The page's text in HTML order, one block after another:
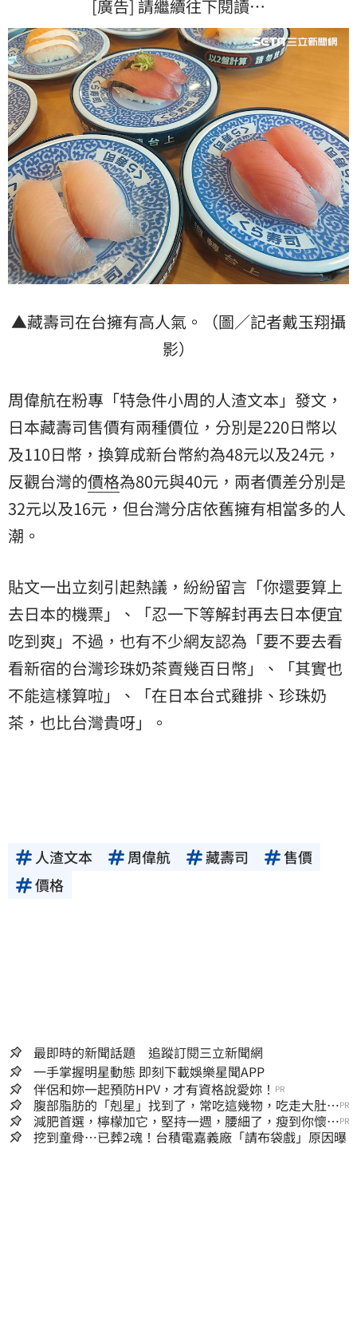
[廣告] 請繼續往下閱讀…
▲藏壽司在台擁有高人氣。（圖／記者戴玉翔攝
影）
周偉航在粉專「特急件小周的人渣文本」發文，
日本藏壽司售價有兩種價位，分別是220日幣以
及110日幣，換算成新台幣約為48元以及24元，
反觀台灣的價格為80元與40元，兩者價差分別是
32元以及16元，但台灣分店依舊擁有相當多的人
潮。
貼文一出立刻引起熱議，紛紛留言「你還要算上
去日本的機票」、「忍一下等解封再去日本便宜
吃到爽」不過，也有不少網友認為「要不要去看
看新宿的台灣珍珠奶茶賣幾百日幣」、「其實也
不能這樣算啦」、「在日本台式雞排、珍珠奶
茶，也比台灣貴呀」。
人渣文本 周偉航 藏壽司
售價
價格
最即時的新聞話題 追蹤訂閱三立新聞網
一手掌握明星動態 即刻下載娛樂星聞APP
伴侶和妳一起預防HPV，才有資格說愛妳！ PR
腹部脂肪的「剋星」找到了，常吃這幾物，吃走大肚
囊，瘦出小蠻腰
PR
減肥首選，檸檬加它，堅持一週，腰細了，瘦到你懷疑
人生
PR
挖到童骨…已葬2魂！台積電嘉義廠「請布袋戲」原因曝